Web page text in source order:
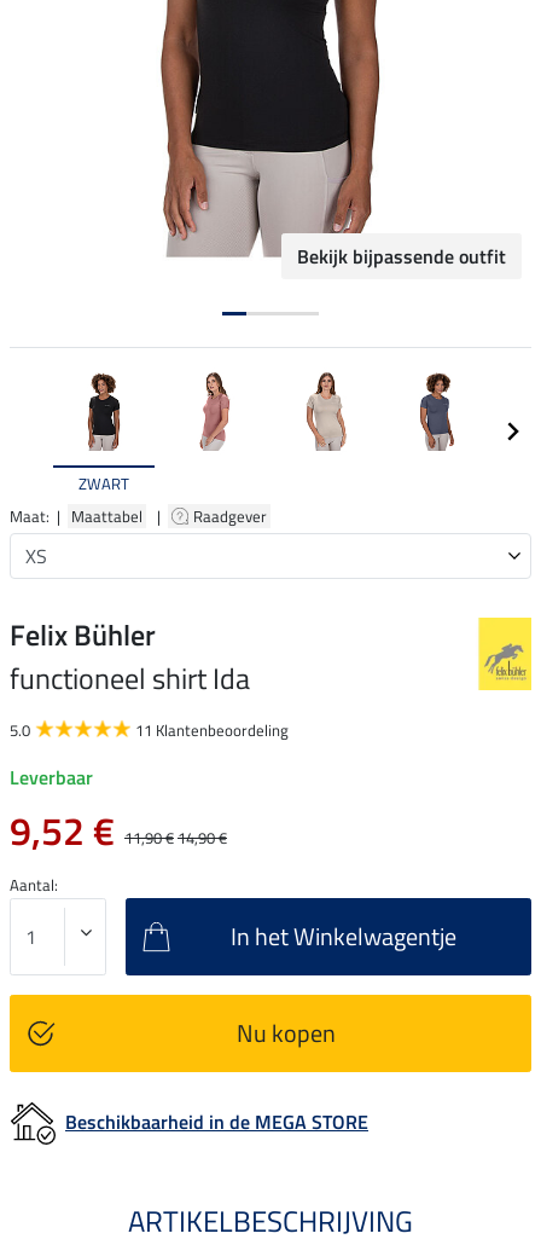
Bekijk bijpassende outfit
ZWART
Maat: | Maattabel | Raadgever
Felix Bühler
functioneel shirt Ida
5.0 11 Klantenbeoordeling
Leverbaar
9,52 € 11,90 €14,90 €
Aantal:
In het Winkelwagentje
Nu kopen
Beschikbaarheid in de MEGA STORE
ARTIKELBESCHRIJVING